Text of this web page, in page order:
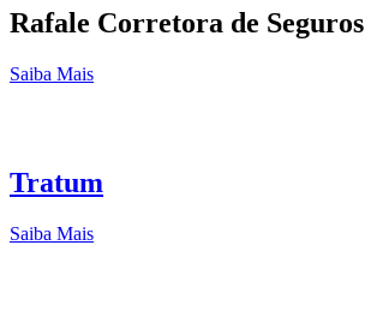
Rafale Corretora de Seguros
Saiba Mais
Tratum
Saiba Mais